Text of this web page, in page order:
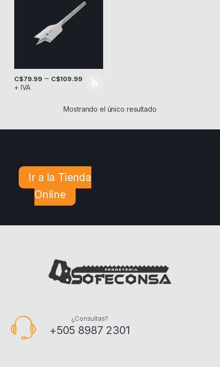
C$79.99 – C$109.99
+ IVA
Este producto tiene múltiples variantes. Las opciones se
Mostrando el único resultado
Ir a la Tienda
Online
¿Consultas?
+505 8987 2301